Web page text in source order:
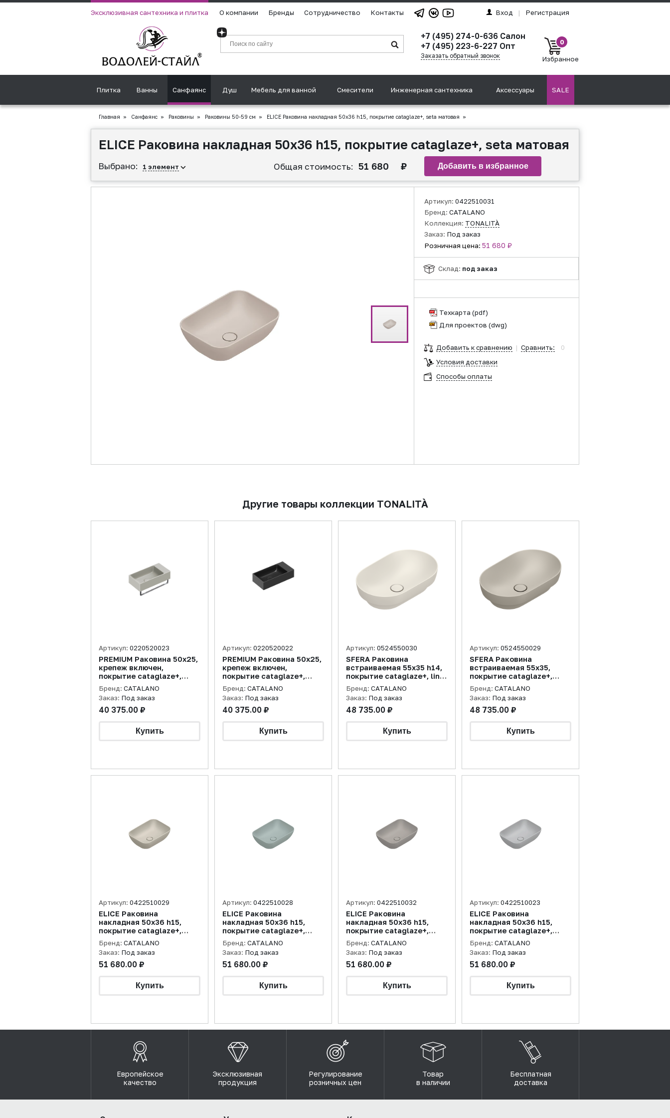
Эксклюзивная сантехника и плитка О компании Бренды Сотрудничество Контакты Вход | Регистрация
+7 (495) 274-0-636 Салон
+7 (495) 223-6-227 Опт
Заказать обратный звонок
0
Избранное
Плитка Ванны Санфаянс Душ Мебель для ванной Смесители Инженерная сантехника Аксессуары SALE
Главная » Санфаянс » Раковины » Раковины 50-59 см » ELICE Раковина накладная 50х36 h15, покрытие cataglaze+, seta матовая »
ELICE Раковина накладная 50х36 h15, покрытие cataglaze+, seta матовая
Выбрано: 1 элемент Общая стоимость: 51 680 ₽
Артикул: 0422510031
Бренд: CATALANO
Коллекция: TONALITÀ
Заказ: Под заказ
Розничная цена: 51 680 ₽
Склад: под заказ
Техкарта (pdf)
Для проектов (dwg)
Добавить к сравнению | Сравнить:
0
Условия доставки
Способы оплаты
Другие товары коллекции TONALITÀ
Артикул: 0220520023
PREMIUM Раковина 50x25,
крепеж включен,
покрытие cataglaze+,
цемент матовый (старый
артикул 15025VECS)
Бренд: CATALANO
Заказ: Под заказ
40 375.00 ₽
Артикул: 0220520022
PREMIUM Раковина 50x25,
крепеж включен,
покрытие cataglaze+,
черная матовая (старый
артикул 15025VENS)
Бренд: CATALANO
Заказ: Под заказ
40 375.00 ₽
Артикул: 0524550030
SFERA Раковина
встраиваемая 55х35 h14,
покрытие cataglaze+, lino
матовая
Бренд: CATALANO
Заказ: Под заказ
48 735.00 ₽
Артикул: 0524550029
SFERA Раковина
встраиваемая 55х35,
покрытие cataglaze+,
sabbia матовая
Бренд: CATALANO
Заказ: Под заказ
48 735.00 ₽
Артикул: 0422510029
ELICE Раковина
накладная 50х36 h15,
покрытие cataglaze+,
sabbia матовая
Бренд: CATALANO
Заказ: Под заказ
51 680.00 ₽
Артикул: 0422510028
ELICE Раковина
накладная 50х36 h15,
покрытие cataglaze+,
acqua матовая
Бренд: CATALANO
Заказ: Под заказ
51 680.00 ₽
Артикул: 0422510032
ELICE Раковина
накладная 50х36 h15,
покрытие cataglaze+,
tortora матовая
Бренд: CATALANO
Заказ: Под заказ
51 680.00 ₽
Артикул: 0422510023
ELICE Раковина
накладная 50х36 h15,
покрытие cataglaze+,
цемент матовый
Бренд: CATALANO
Заказ: Под заказ
51 680.00 ₽
Европейское
качество
Эксклюзивная
продукция
Регулирование
розничных цен
Товар
в наличии
Бесплатная
доставка